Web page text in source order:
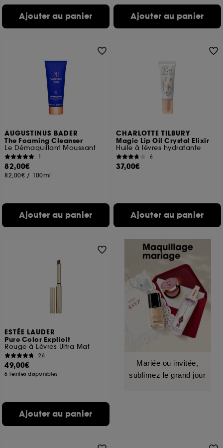
Ajouter au panier Ajouter au panier
AUGUSTINUS BADER
The Foaming Cleanser
Le Démaquillant Moussant
1
82,00€
82,00€ / 100ml
Ajouter au panier
CHARLOTTE TILBURY
Magic Lip Oil Crystal Elixir
Huile à lèvres hydratante
6
37,00€
Ajouter au panier
ESTÉE LAUDER
Pure Color Explicit
Rouge à Lèvres Ultra Mat
26
49,00€
6 teintes disponibles
Ajouter au panier
Mariée ou invitée,
sublimez le grand jour